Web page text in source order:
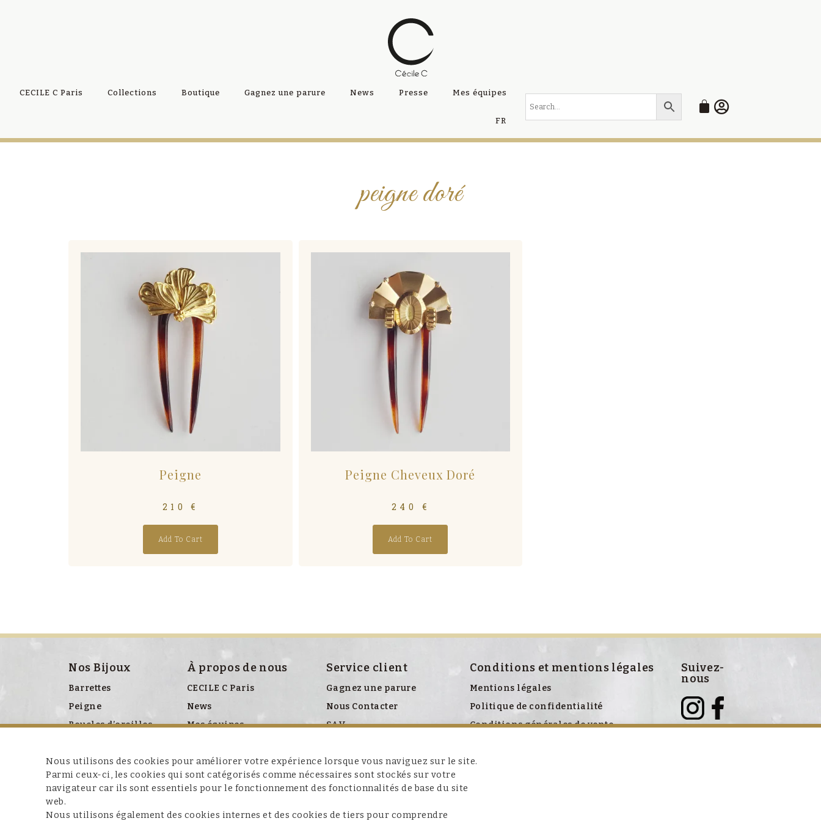
CECILE C Paris Collections Boutique Gagnez une parure News Presse Mes équipes
FR
peigne doré
Peigne
210€
Add To Cart
Peigne Cheveux Doré
240 €
Add To Cart
Nos Bijoux
Barrettes
Peigne
Boucles d’oreilles
Broches
Colliers
Ceinture
À propos de nous
CECILE C Paris
News
Mes équipes
Service client
Gagnez une parure
Nous Contacter
SAV
Conditions et mentions légales
Mentions légales
Politique de confidentialité
Conditions générales de vente
Suivez-
nous
Nous utilisons des cookies pour améliorer votre expérience lorsque vous naviguez sur le site.
Parmi ceux-ci, les cookies qui sont catégorisés comme nécessaires sont stockés sur votre
navigateur car ils sont essentiels pour le fonctionnement des fonctionnalités de base du site
web.
Nous utilisons également des cookies internes et des cookies de tiers pour comprendre